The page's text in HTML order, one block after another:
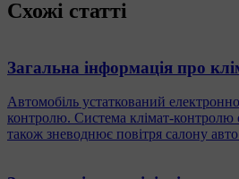
Схожі статті
Загальна інформація про
Автомобіль устаткований
контролю. Система клімат-контролю
також зневоднює повітря салону